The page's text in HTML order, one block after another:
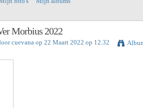
Morbius 2022
cuevana op 22 Maart 2022 op 12.32